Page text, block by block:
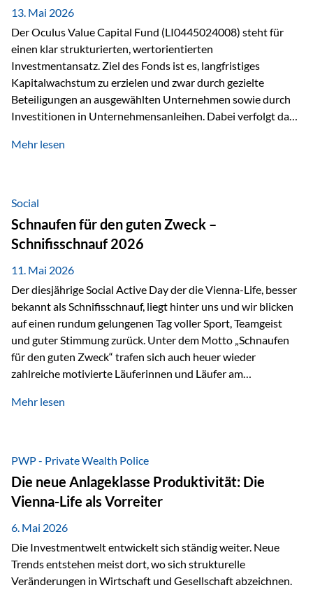
Gerade in…
13. Mai 2026
Der Oculus Value Capital Fund (LI0445024008) steht für
einen klar strukturierten, wertorientierten
Investmentansatz. Ziel des Fonds ist es, langfristiges
Kapitalwachstum zu erzielen und zwar durch gezielte
Beteiligungen an ausgewählten Unternehmen sowie durch
Investitionen in Unternehmensanleihen. Dabei verfolgt das
Marktbewegungen stehen im Fokus, sondern die
innerhalb der Private Wealth Police der Vienna-Life steht
der Oculus Value Capital Fund für einen langfristig
orientierten Value-Investing-Ansatz mit Fokus auf
fundamentale Unternehmensanalyse und nachhaltige
Wertentwicklung. Der Investmentansatz: Value Investing
mit Weitblick Im Zentrum steht ein…
Mehr lesen
Social
Schnaufen für den guten Zweck –
Schnifisschnauf 2026
11. Mai 2026
Der diesjährige Social Active Day der die Vienna-Life, besser
bekannt als Schnifisschnauf, liegt hinter uns und wir blicken
auf einen rundum gelungenen Tag voller Sport, Teamgeist
und guter Stimmung zurück. Unter dem Motto „Schnaufen
für den guten Zweck“ trafen sich auch heuer wieder
zahlreiche motivierte Läuferinnen und Läufer am
Höchstleistungen für einen guten Zweck zu erbringen. Mit
Mäder gesammelt werden konnten. Die anspruchsvolle
Strecke mit rund 4,8 Kilometern und 680 Höhenmetern
stellte die Teilnehmerinnen und Teilnehmer vor eine
sportliche Herausforderung. Doch…
Mehr lesen
PWP - Private Wealth Police
Die neue Anlageklasse Produktivität: Die
Vienna-Life als Vorreiter
6. Mai 2026
Die Investmentwelt entwickelt sich ständig weiter. Neue
Trends entstehen meist dort, wo sich strukturelle
Veränderungen in Wirtschaft und Gesellschaft abzeichnen.